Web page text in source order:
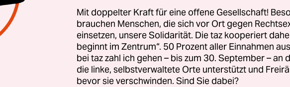
Indiens Vorgehen als „inakzeptabel“ und warf Delhi vor,
Integrität Chinas“ zu unterminieren.
bekam die Regierung von Premierminister Narendra
aus Washington, das den Vorgang als „innere
Indiens“ bezeichnete. Besorgt äußerte sich der Sprecher
Mit doppelter Kraft für eine offene Gesellschaft!
brauchen Menschen, die sich vor Ort gegen
einsetzen, unsere Solidarität. Die taz kooperiert
beginnt im Zentrum“. 50 Prozent aller Einnahmen
bei taz zahl ich gehen – bis zum 30. September – an
die linke, selbstverwaltete Orte unterstützt und
bevor sie verschwinden. Sind Sie dabei?